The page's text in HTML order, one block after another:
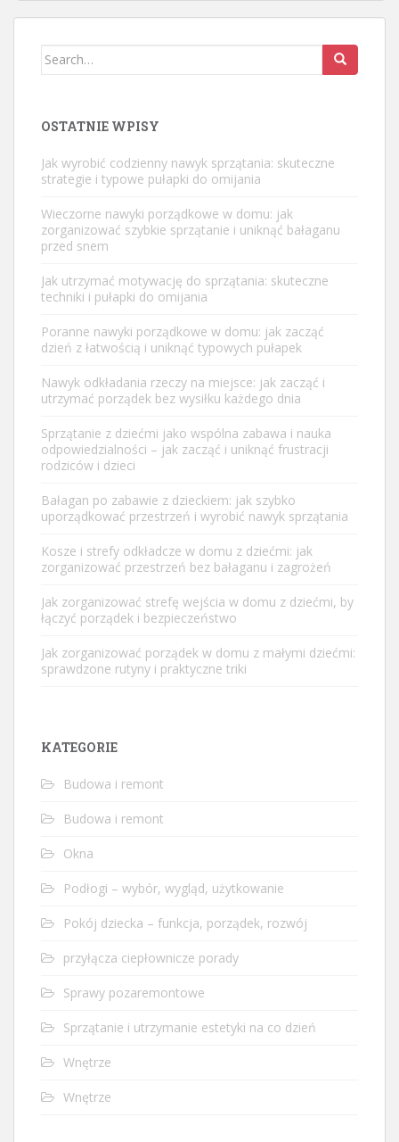
Search
OSTATNIE WPISY
Jak wyrobić codzienny nawyk sprzątania: skuteczne
strategie i typowe pułapki do omijania
Wieczorne nawyki porządkowe w domu: jak
zorganizować szybkie sprzątanie i uniknąć bałaganu
przed snem
Jak utrzymać motywację do sprzątania: skuteczne
techniki i pułapki do omijania
Poranne nawyki porządkowe w domu: jak zacząć
dzień z łatwością i uniknąć typowych pułapek
Nawyk odkładania rzeczy na miejsce: jak zacząć i
utrzymać porządek bez wysiłku każdego dnia
Sprzątanie z dziećmi jako wspólna zabawa i nauka
odpowiedzialności – jak zacząć i uniknąć frustracji
rodziców i dzieci
Bałagan po zabawie z dzieckiem: jak szybko
uporządkować przestrzeń i wyrobić nawyk sprzątania
Kosze i strefy odkładcze w domu z dziećmi: jak
zorganizować przestrzeń bez bałaganu i zagrożeń
Jak zorganizować strefę wejścia w domu z dziećmi, by
łączyć porządek i bezpieczeństwo
Jak zorganizować porządek w domu z małymi dziećmi:
sprawdzone rutyny i praktyczne triki
KATEGORIE
Budowa i remont
Budowa i remont
Okna
Podłogi – wybór, wygląd, użytkowanie
Pokój dziecka – funkcja, porządek, rozwój
przyłącza ciepłownicze porady
Sprawy pozaremontowe
Sprzątanie i utrzymanie estetyki na co dzień
Wnętrze
Wnętrze